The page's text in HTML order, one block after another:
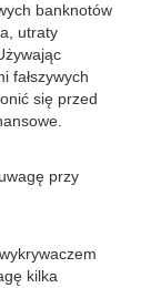
banknotów
utraty
fałszywych
się przed
przy
kilka